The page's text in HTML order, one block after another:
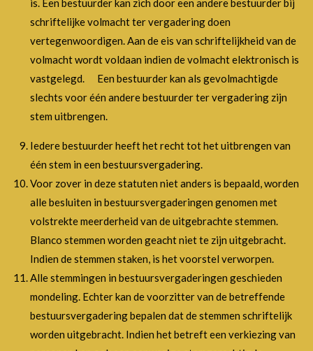
is. Een bestuurder kan zich door een andere bestuurder bij
schriftelijke volmacht ter vergadering doen
vertegenwoordigen. Aan de eis van schriftelijkheid van de
volmacht wordt voldaan indien de volmacht elektronisch is
vastgelegd. Een bestuurder kan als gevolmachtigde
slechts voor één andere bestuurder ter vergadering zijn
stem uitbrengen.
Iedere bestuurder heeft het recht tot het uitbrengen van
één stem in een bestuursvergadering.
Voor zover in deze statuten niet anders is bepaald, worden
alle besluiten in bestuursvergaderingen genomen met
volstrekte meerderheid van de uitgebrachte stemmen.
Blanco stemmen worden geacht niet te zijn uitgebracht.
Indien de stemmen staken, is het voorstel verworpen.
Alle stemmingen in bestuursvergaderingen geschieden
mondeling. Echter kan de voorzitter van de betreffende
bestuursvergadering bepalen dat de stemmen schriftelijk
worden uitgebracht. Indien het betreft een verkiezing van